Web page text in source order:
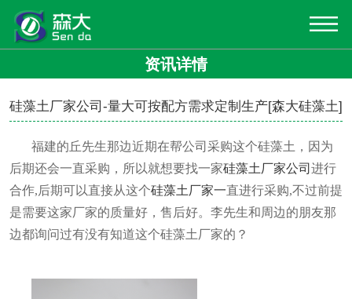
资讯详情
硅藻土厂家公司-量大可按配方需求定制生产[森大硅藻土]
福建的丘先生那边近期在帮公司采购这个硅藻土，因为
后期还会一直采购，所以就想要找一家硅藻土厂家公司 进行
合作,后期可以直接从这个硅藻土厂家一直进行采购,不过前提
是需要这家厂家的质量好，售后好。李先生和周边的朋友那
边都询问过有没有知道这个硅藻土厂家的？